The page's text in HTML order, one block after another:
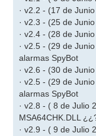
e
· v2.2 - (17 de
· v2.3 - (25 de
· v2.4 - (28 de
· v2.5 - (29 de
alarmas SpyBot
· v2.6 - (30 de
· v2.5 - (29 de
alarmas SpyBot
· v2.8 - ( 8 de Julio
MSA64CHK.DLL
· v2.9 - ( 9 de Julio